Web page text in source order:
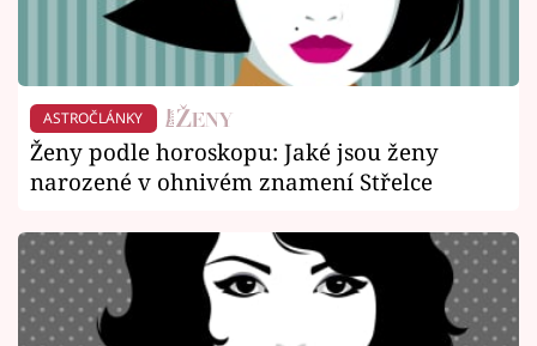
ASTROČLÁNKY
Ženy podle horoskopu: Jaké jsou ženy
narozené v ohnivém znamení Střelce